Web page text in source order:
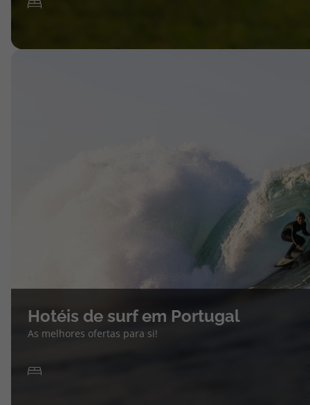
Hotéis de surf em Portugal
As melhores ofertas para si!